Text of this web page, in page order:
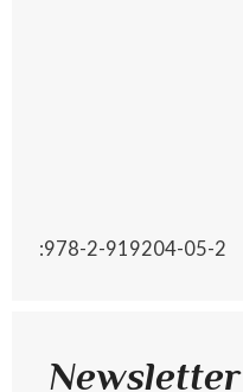
:978-2-919204-05-2
Newsletter